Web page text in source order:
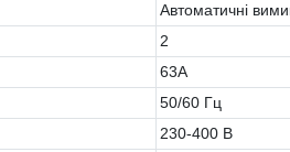
Автоматичні
2
63A
50/60 Гц
230-400 В